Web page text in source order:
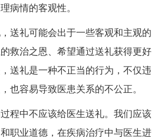
病情的客观性。
送礼可能会出于一些客观和主观的
救治之恩、希望通过送礼获得更好
送礼是一种不正当的行为，不仅违
也容易导致医患关系的不公正。
程中不应该给医生送礼。我们应该
职业道德，在疾病治疗中与医生进